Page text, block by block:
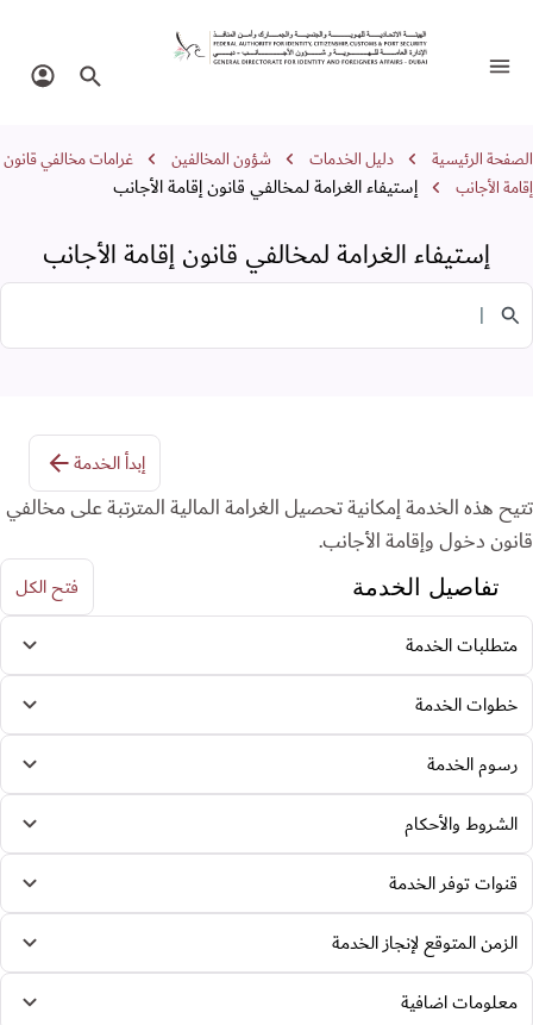
إستيفاء الغرامة لمخالفي قانون إقامة
تبديل التنقل البحث في
مسار التنقل
الصفحة الرئيسية دليل الخدمات شؤون المخالفين
غرامات مخالفي قانون
إقامة الأجانب
إستيفاء الغرامة لمخالفي قانون إقامة الأجانب
إستيفاء الغرامة لمخالفي قانون إقامة الأجانب
إبدأ الخدمة
تتيح هذه الخدمة إمكانية تحصيل الغرامة المالية المترتبة على مخالفي
قانون دخول وإقامة الأجانب.
تفاصيل الخدمة
فتح الكل
متطلبات الخدمة
خطوات الخدمة
رسوم الخدمة
الشروط والأحكام
قنوات توفر الخدمة
الزمن المتوقع لإنجاز الخدمة
معلومات اضافية